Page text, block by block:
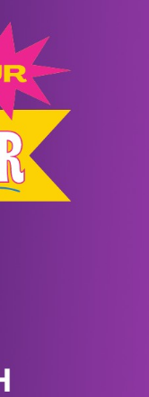
επιτρέπει στα
τη γνωστική,
δράσεις
γλωσσική έκφραση,
η ανάδυση